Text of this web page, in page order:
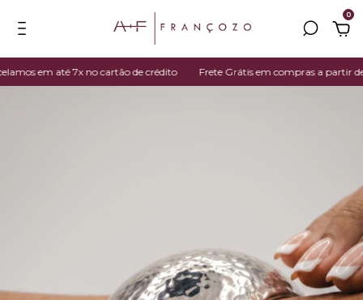
0
em até 7x no cartão de crédito Frete Grátis em compras a partir de